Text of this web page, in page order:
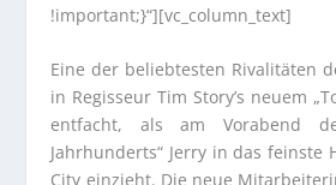
!important;}“][vc_column_text]
Eine der beliebtesten Rivalitäten
in Regisseur Tim Story’s neuem
entfacht, als am Vorabend
Jahrhunderts“ Jerry in das feinste
City einzieht. Die neue